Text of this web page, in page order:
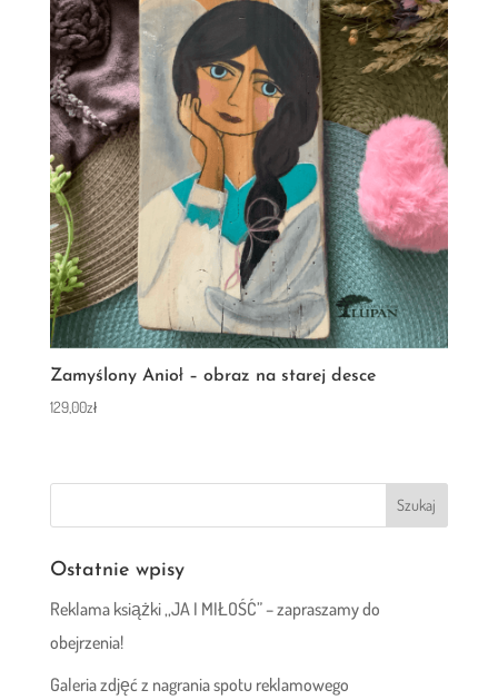
Zamyślony Anioł – obraz na starej desce
129,00zł
Ostatnie wpisy
Reklama książki ,,JA I MIŁOŚĆ” – zapraszamy do
obejrzenia!
Galeria zdjęć z nagrania spotu reklamowego